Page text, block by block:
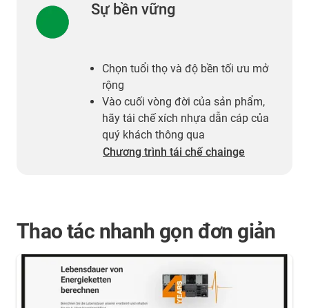
Sự bền vững
Chọn tuổi thọ và độ bền tối ưu mở
rộng
Vào cuối vòng đời của sản phẩm,
hãy tái chế xích nhựa dẫn cáp của
quý khách thông qua
Chương trình tái chế chainge
Thao tác nhanh gọn đơn giản